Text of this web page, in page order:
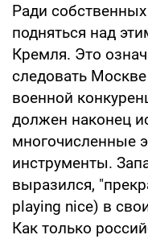
Ради
подняться над
Кремля. Это
следовать
военной
должен наконец
многочисленные
инструменты.
выразился,
playing nice) в
Как только